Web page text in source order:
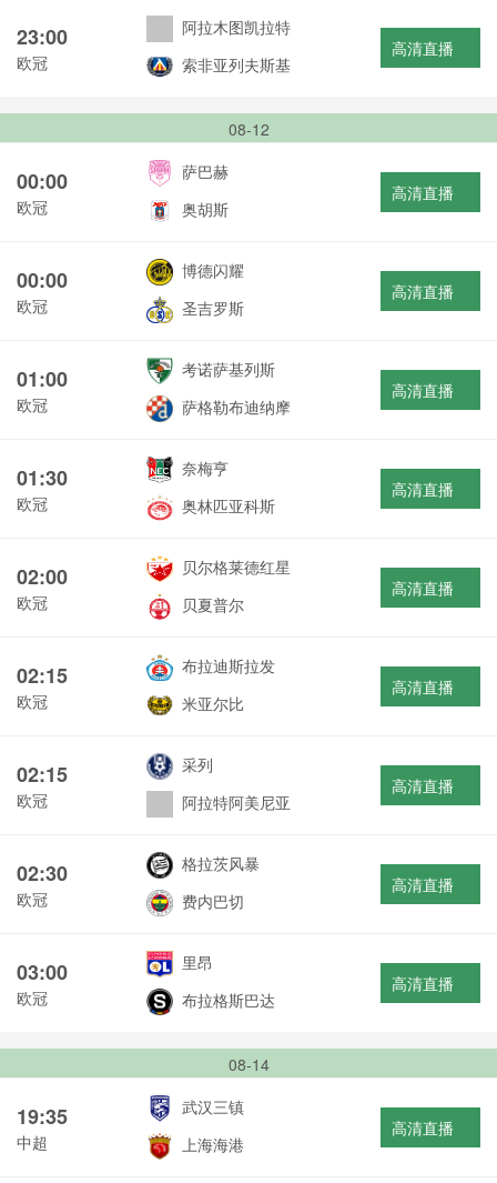
23:00
欧冠
阿拉木图凯拉特
索非亚列夫斯基
高清直播
08-12
00:00
欧冠
萨巴赫
奥胡斯
高清直播
00:00
欧冠
博德闪耀
圣吉罗斯
高清直播
01:00
欧冠
考诺萨基列斯
萨格勒布迪纳摩
高清直播
01:30
欧冠
奈梅亨
奥林匹亚科斯
高清直播
02:00
欧冠
贝尔格莱德红星
贝夏普尔
高清直播
02:15
欧冠
布拉迪斯拉发
米亚尔比
高清直播
02:15
欧冠
采列
阿拉特阿美尼亚
高清直播
02:30
欧冠
格拉茨风暴
费内巴切
高清直播
03:00
欧冠
里昂
布拉格斯巴达
高清直播
08-14
19:35
中超
武汉三镇
上海海港
高清直播